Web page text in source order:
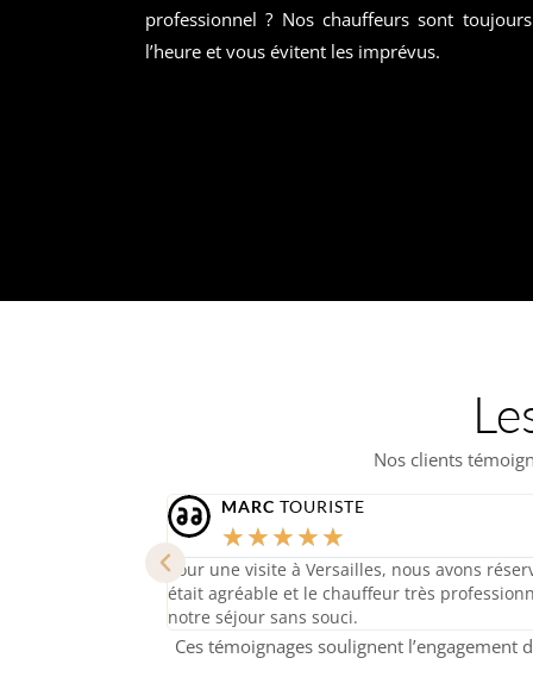
professionnel ? Nos chauffeurs sont
l’heure et vous évitent les imprévus.
Nos clients
LAURACADRE SUPÉRIEURE
★★★★★
J'avais besoin d’un transfert pour un
irréprochable : voiture de luxe, ponctualité
sympathique. Je recommande vivement !
Ces témoignages soulignent